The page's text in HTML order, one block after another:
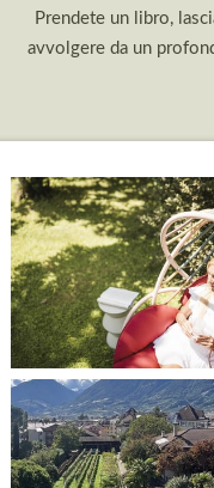
Prendete un libro,
avvolgere da un